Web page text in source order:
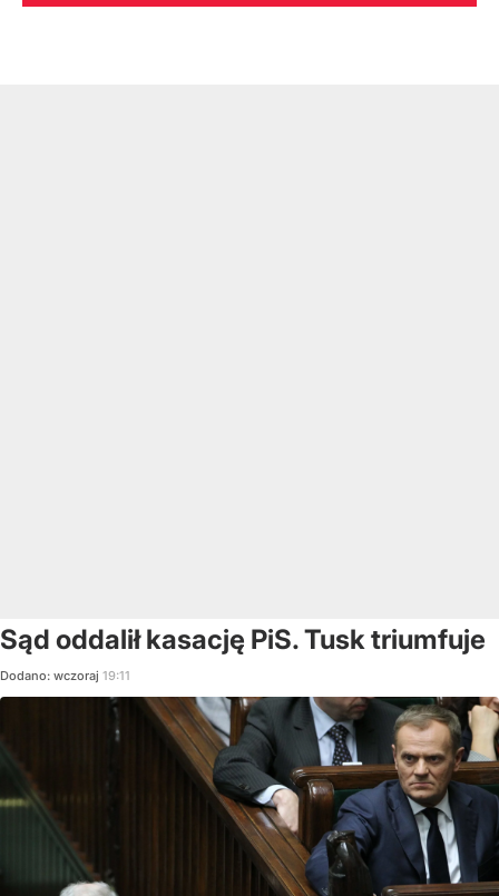
Sąd oddalił kasację PiS. Tusk triumfuje
Dodano: wczoraj 19:11